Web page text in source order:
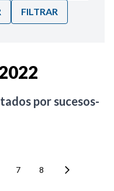
FILTRAR
por sucesos-
7 8